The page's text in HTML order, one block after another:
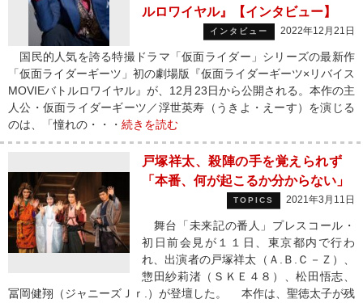
ルロワイヤル』【インタビュー】
インタビュー 2022年12月21日
国民的人気を誇る特撮ドラマ「仮面ライダー」シリーズの最新作
「仮面ライダーギーツ」初の劇場版『仮面ライダーギーツ×リバイス
MOVIEバトルロワイヤル』が、12月23日から公開される。本作の主
人公・仮面ライダーギーツ／浮世英寿（うきよ・えーす）を演じる
のは、「憧れの・・・ 続きを読む
戸塚祥太、殺陣の手を覚えられず
「本番、何が起こるか分からない」
TOPICS 2021年3月11日
舞台「未来記の番人」プレスコール・
初日前会見が１１日、東京都内で行わ
れ、出演者の戸塚祥太（Ａ.Ｂ.Ｃ－Ｚ）、
惣田紗莉渚（ＳＫＥ４８）、松田悟志、
冨岡健翔（ジャニーズＪｒ.）が登壇した。 本作は、聖徳太子が残